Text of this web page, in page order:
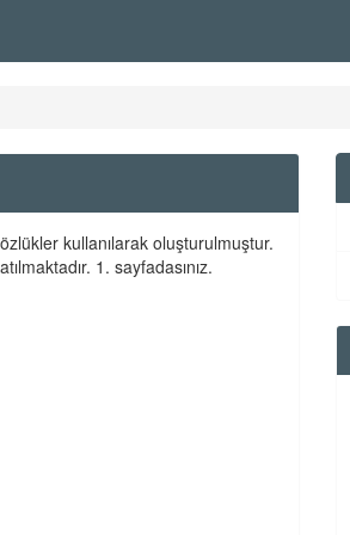
kullanılarak oluşturulmuştur.
1. sayfadasınız.